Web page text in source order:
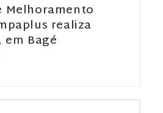
Melhoramento
realiza
Bagé